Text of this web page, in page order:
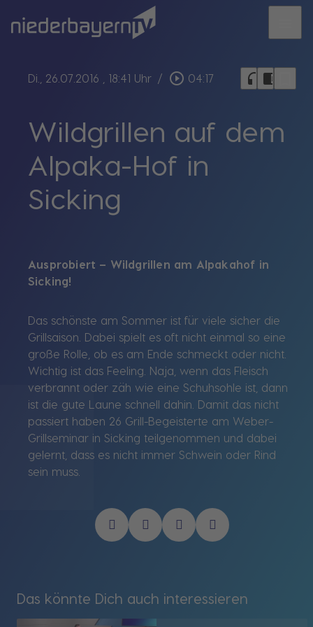
Di., 26.07.2016 , 18:41 Uhr / play_circle_outline 04:17 headphones chrome_reader_mode
Wildgrillen auf dem
Alpaka-Hof in
Sicking
Ausprobiert – Wildgrillen am Alpakahof in
Sicking!
Das schönste am Sommer ist für viele sicher die
Grillsaison. Dabei spielt es oft nicht einmal so eine
große Rolle, ob es am Ende schmeckt oder nicht.
Wichtig ist das Feeling. Naja, wenn das Fleisch
verbrannt oder zäh wie eine Schuhsohle ist, dann
ist die gute Laune schnell dahin. Damit das nicht
passiert haben 26 Grill-Begeisterte am Weber-
Grillseminar in Sicking teilgenommen und dabei
gelernt, dass es nicht immer Schwein oder Rind
sein muss.
Das könnte Dich auch interessieren